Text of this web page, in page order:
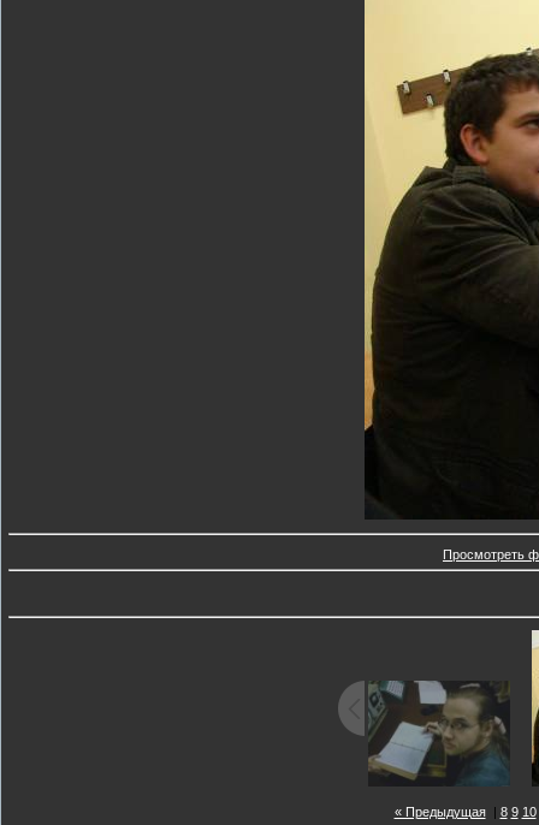
Просмотреть
« Предыдущая| 8 9 10